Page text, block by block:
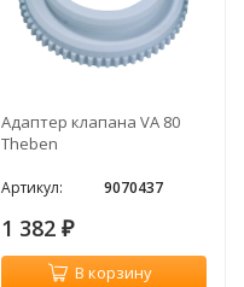
Адаптер клапана VA 80
Theben
Артикул: 9070437
1 382 ₽
В корзину